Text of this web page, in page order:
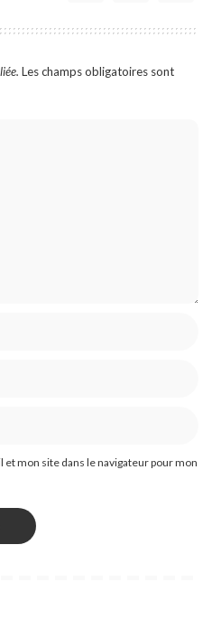
Les champs obligatoires sont
mon site dans le navigateur pour mon